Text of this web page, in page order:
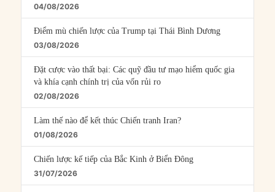
04/08/2026
Điểm mù chiến lược của Trump tại Thái Bình Dương
03/08/2026
Đặt cược vào thất bại: Các quỹ đầu tư mạo hiểm quốc gia
và khía cạnh chính trị của vốn rủi ro
02/08/2026
Làm thế nào để kết thúc Chiến tranh Iran?
01/08/2026
Chiến lược kế tiếp của Bắc Kinh ở Biển Đông
31/07/2026